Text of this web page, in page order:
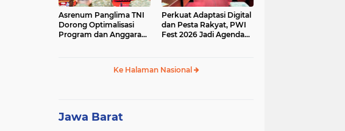
Asrenum Panglima TNI
Dorong Optimalisasi
Program dan Anggaran
Perkuat Adaptasi Digital
dan Pesta Rakyat, PWI
Fest 2026 Jadi Agenda
Ke Halaman Nasional
Jawa Barat